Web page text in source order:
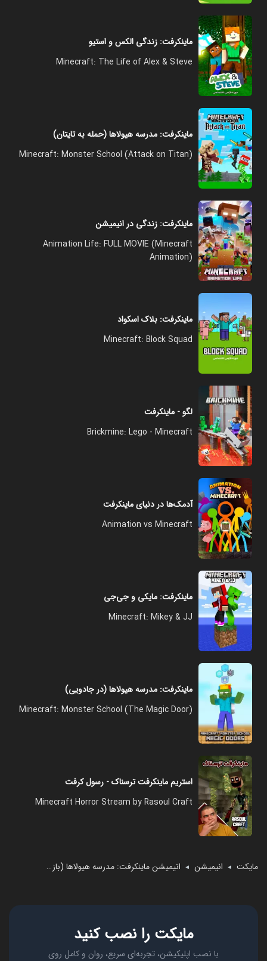
ماینکرفت: زندگی الکس و استیو
Minecraft: The Life of Alex & Steve
ماینکرفت: مدرسه هیولا‌ها (حمله به تایتان)
(Minecraft: Monster School (Attack on Titan
ماینکرفت: زندگی در انیمیشن
Animation Life: FULL MOVIE (Minecraft
Animation)
ماینکرفت: بلاک اسکواد
Minecraft: Block Squad
لگو - ماینکرفت
Brickmine: Lego - Minecraft
آدمک‌ها در دنیای ماینکرفت
Animation vs Minecraft
ماینکرفت: مایکی و جی‌جی
Minecraft: Mikey & JJ
ماینکرفت: مدرسه هیولا‌ها (در جادویی)
Minecraft: Monster School (The Magic Door)
استریم ماینکرفت ترسناک - رسول کرفت
Minecraft Horror Stream by Rasoul Craft
مایکت ◄ انیمیشن ◄ انیمیشن ماینکرفت: مدرسه هیولا‌ها (بازی ماهی مرکب)
مایکت را نصب کنید
با نصب اپلیکیشن، تجربه‌ای سریع، روان و کامل روی